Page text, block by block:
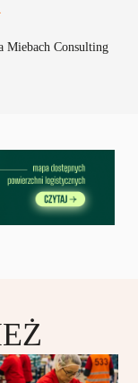
Miebach Consulting